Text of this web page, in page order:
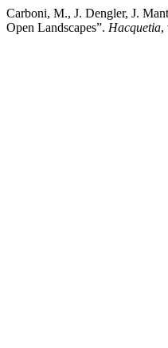
Carboni, M., J. Dengler, J.
Open Landscapes”. Hacquetia,